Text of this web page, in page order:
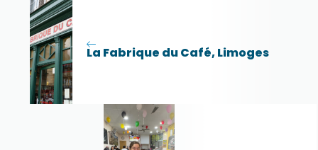
La Fabrique du Café, Limoges